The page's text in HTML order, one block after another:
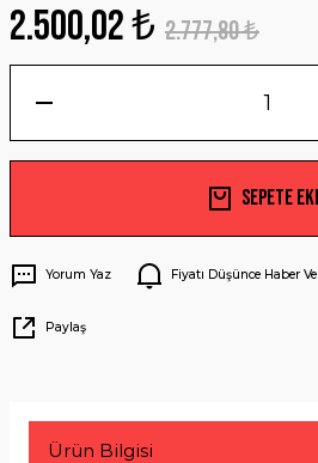
2.500,02 ₺ 2.777,80 ₺
Sepete
Yorum Yaz Fiyatı Düşünce Haber
Paylaş
Ürün Bilgisi